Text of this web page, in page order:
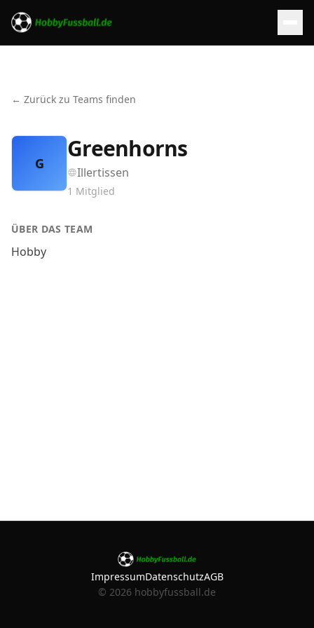
← Zurück zu Teams finden
G
Greenhorns
Illertissen
1 Mitglied
ÜBER DAS TEAM
Hobby
ImpressumDatenschutzAGB
© 2026 hobbyfussball.de